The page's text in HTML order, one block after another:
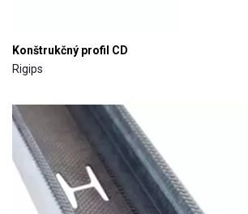
Konštrukčný profil CD
Rigips